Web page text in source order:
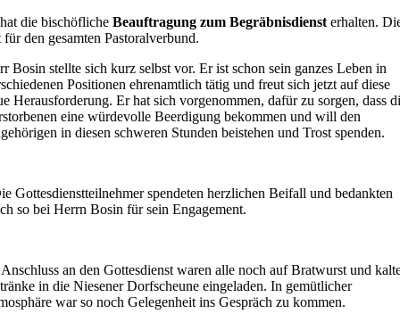
die bischöflicheBeauftragung zum Begräbnisdienst erhalten.
den gesamten Pastoralverbund.
Bosin stellte sich kurz selbst vor. Er ist schon sein ganzes Leben in
Positionen ehrenamtlich tätig und freut sich jetzt auf diese
Herausforderung. Er hat sich vorgenommen, dafür zu sorgen, dass
eine würdevolle Beerdigung bekommen und will den
in diesen schweren Stunden beistehen und Trost spenden.
Gottesdienstteilnehmer spendeten herzlichen Beifall und bedankten
so bei Herrn Bosin für sein Engagement.
an den Gottesdienst waren alle noch auf Bratwurst und
in die Niesener Dorfscheune eingeladen. In gemütlicher
war so noch Gelegenheit ins Gespräch zu kommen.